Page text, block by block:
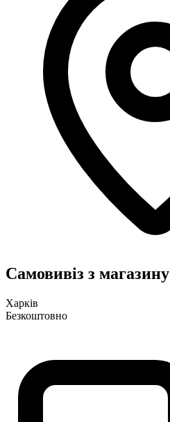
Самовивіз з магазину
Харків
Безкоштовно